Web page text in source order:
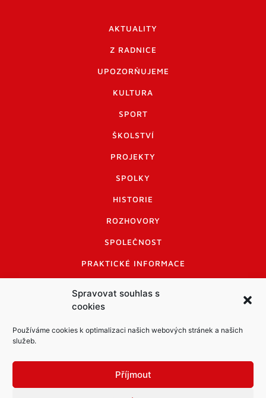
Spravovat souhlas s
cookies
Používáme cookies k optimalizaci našich webových stránek a našich
služeb.
Příjmout
AKTUALITY
Z RADNICE
UPOZORŇUJEME
KULTURA
SPORT
ŠKOLSTVÍ
PROJEKTY
SPOLKY
HISTORIE
ROZHOVORY
SPOLEČNOST
PRAKTICKÉ INFORMACE
INFORMACE A KODEX DISKUTUJÍCÍCH
LOGO A LOGO MANUÁL